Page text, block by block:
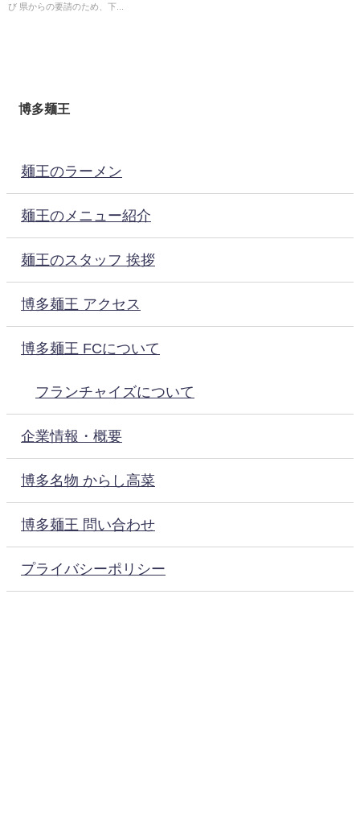
び 県からの要請のため、下...
博多麺王
麺王のラーメン
麺王のメニュー紹介
麺王のスタッフ 挨拶
博多麺王 アクセス
博多麺王 FCについて
フランチャイズについて
企業情報・概要
博多名物 からし高菜
博多麺王 問い合わせ
プライバシーポリシー